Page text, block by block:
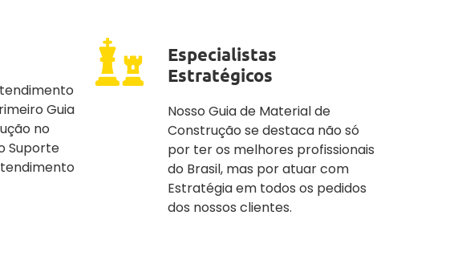
Guia
no
Suporte
Especialistas
Estratégicos
Nosso Guia de Material de
Construção se destaca não só
por ter os melhores profissionais
do Brasil, mas por atuar com
Estratégia em todos os pedidos
dos nossos clientes.